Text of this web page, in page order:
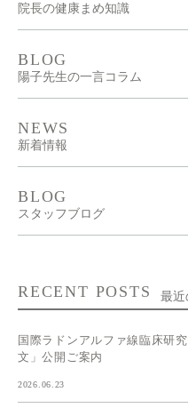
院長の健康まめ知識
BLOG
陽子先生の一言コラム
NEWS
新着情報
BLOG
スタッフブログ
RECENT POSTS 最近
国際ラドンアルファ線臨床研
文」公開ご案内
2026.06.23